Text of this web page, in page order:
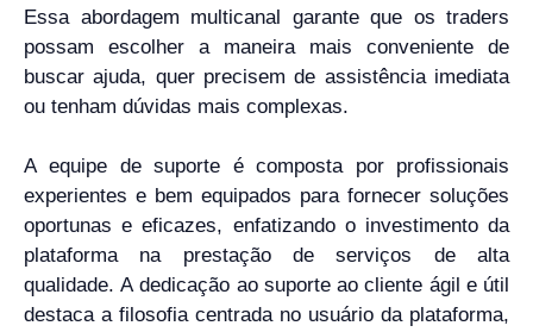
Essa abordagem multicanal garante que os traders
possam escolher a maneira mais conveniente de
buscar ajuda, quer precisem de assistência imediata
ou tenham dúvidas mais complexas.
A equipe de suporte é composta por profissionais
experientes e bem equipados para fornecer soluções
oportunas e eficazes, enfatizando o investimento da
plataforma na prestação de serviços de alta
qualidade. A dedicação ao suporte ao cliente ágil e útil
destaca a filosofia centrada no usuário da plataforma,